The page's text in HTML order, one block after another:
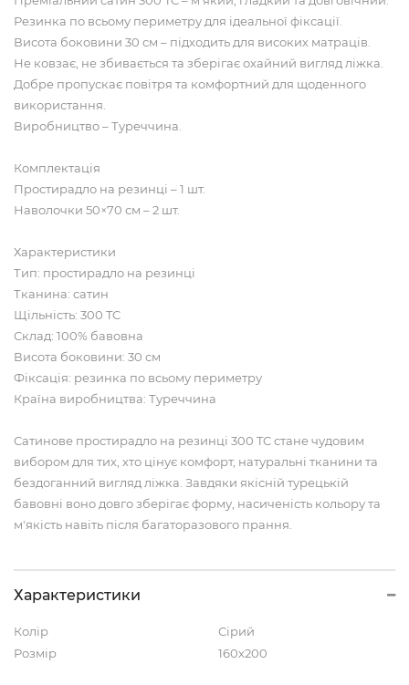
Резинка по всьому периметру для ідеальної фіксації.
Висота боковини 30 см – підходить для високих матраців.
Не ковзає, не збивається та зберігає охайний вигляд ліжка.
Добре пропускає повітря та комфортний для щоденного
використання.
Виробництво – Туреччина.
Комплектація
Простирадло на резинці – 1 шт.
Наволочки 50×70 см – 2 шт.
Характеристики
Тип: простирадло на резинці
Тканина: сатин
Щільність: 300 TC
Склад: 100% бавовна
Висота боковини: 30 см
Фіксація: резинка по всьому периметру
Країна виробництва: Туреччина
Сатинове простирадло на резинці 300 TC стане чудовим
вибором для тих, хто цінує комфорт, натуральні тканини та
бездоганний вигляд ліжка. Завдяки якісній турецькій
бавовні воно довго зберігає форму, насиченість кольору та
м'якість навіть після багаторазового прання.
Характеристики
Колір
Сірий
Розмір
160х200